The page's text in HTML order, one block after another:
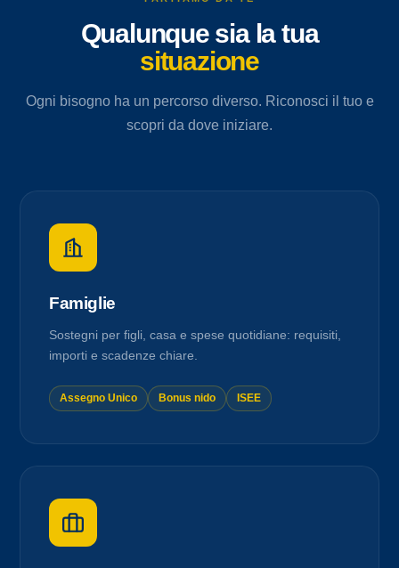
Qualunque sia la tua
situazione
Ogni bisogno ha un percorso diverso. Riconosci il tuo e
scopri da dove iniziare.
Famiglie
Sostegni per figli, casa e spese quotidiane: requisiti,
importi e scadenze chiare.
Assegno Unico Bonus nido ISEE